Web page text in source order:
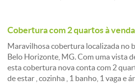
Cobertura com 2 quartos à
Maravilhosa cobertura localizada no
Belo Horizonte, MG. Com uma vista
esta cobertura nova conta com 2
de estar , cozinha , 1 banho, 1 vaga e